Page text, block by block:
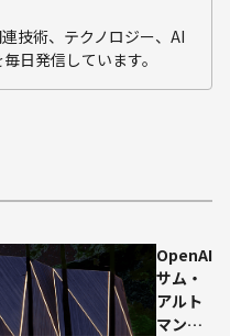
技術、テクノロジー、AI
日発信しています。
OpenAI
サム・
アルト
マン氏